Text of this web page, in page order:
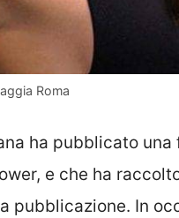
Roma
ha pubblicato
e che ha
pubblicazione. In